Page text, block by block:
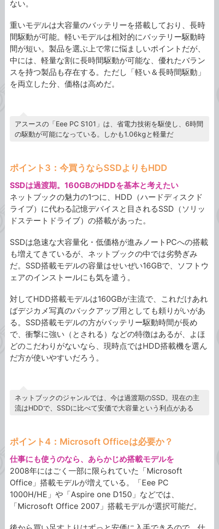
ない。
重いモデルは大容量のバッテリーを搭載しており、長時
間駆動が可能。軽いモデルは相対的にバッテリー駆動時
間が短い。製品を選ぶ上で常に悩ましいポイントだが、
中には、軽量な割に長時間駆動が可能な、優れたバラン
スを持つ製品も存在する。ただし「軽い＆長時間駆動」
を両立した分、価格は高めだ。
アスースの「Eee PC S101」は、省電力技術を駆使し、6時間
の駆動が可能になっている。しかも1.06kgと軽量だ
ポイント3：今買うならSSDよりもHDD
SSDは過渡期。160GBのHDDを基本と考えたい
ネットブックの魅力の1つに、HDD（ハードディスクド
ライブ）に代わる記憶デバイスと目されるSSD（ソリッ
ドステートドライブ）の搭載があった。
SSDは急速な大容量化・低価格が進みノートPCへの搭載
も増えてきているが、ネットブックの中では劣勢ぎみ
だ。SSD搭載モデルの容量はせいぜい16GBで、ソフトウ
ェアのインストールにも気を遣う。
対してHDD搭載モデルは160GBが主流で、これだけあれ
ばデジカメ写真のバックアップ用としても頼りがいがあ
る。SSD搭載モデルの方がバッテリー駆動時間が長め
で、衝撃に強い（とされる）などの特徴はあるが、よほ
どのこだわりがないなら、現時点ではHDD搭載機を選ん
だ方が使いやすいだろう。
ネットブックのジャンルでは、今は過渡期のSSD。現在の主
流はHDDで、SSDに比べて安価で大容量という利点がある
ポイント4：Microsoft Officeは必要か？
仕事にも使うのなら、あらかじめ搭載モデルを
2008年にはごく一部に限られていた「Microsoft
Office」搭載モデルが増えている。「Eee PC
1000H/HE」や「Aspire one D150」などでは、
「Microsoft Office 2007」搭載モデルが選択可能だ。